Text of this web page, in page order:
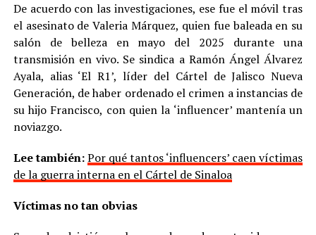
De acuerdo con las investigaciones, ese fue el móvil tras
el asesinato de Valeria Márquez, quien fue baleada en su
salón de belleza en mayo del 2025 durante una
transmisión en vivo. Se sindica a Ramón Ángel Álvarez
Ayala, alias ‘El R1’, líder del Cártel de Jalisco Nueva
Generación, de haber ordenado el crimen a instancias de
su hijo Francisco, con quien la ‘influencer’ mantenía un
noviazgo.
Lee también:Por qué tantos ‘influencers’ caen víctimas
de la guerra interna en el Cártel de Sinaloa
Víctimas no tan obvias